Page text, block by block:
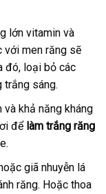
lớn vitamin và
với men răng sẽ
đó, loại bỏ các
trắng sáng.
và khả năng kháng
để làm trắng răng
giã nhuyễn lá
răng. Hoặc thoa